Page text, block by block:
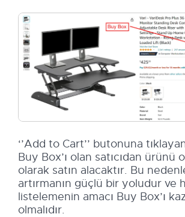
‘’Add to Cart’’ butonuna
Buy Box’ı olan satıcıdan ürünü
olarak satın alacaktır. Bu
artırmanın güçlü bir yoludur ve
listelemenin amacı Buy Box’ı
olmalıdır.